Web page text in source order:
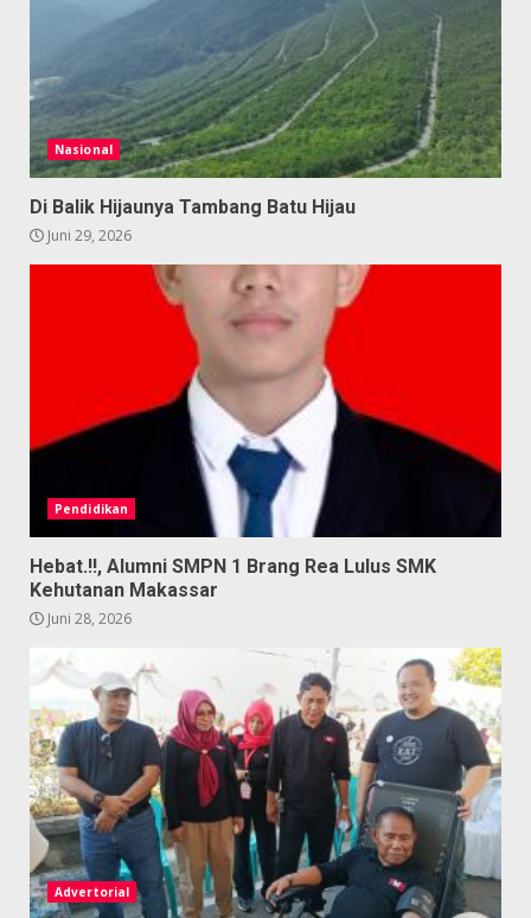
Nasional
Di Balik Hijaunya Tambang Batu Hijau
Juni 29, 2026
Pendidikan
Hebat.!!, Alumni SMPN 1 Brang Rea Lulus SMK
Kehutanan Makassar
Juni 28, 2026
Advertorial